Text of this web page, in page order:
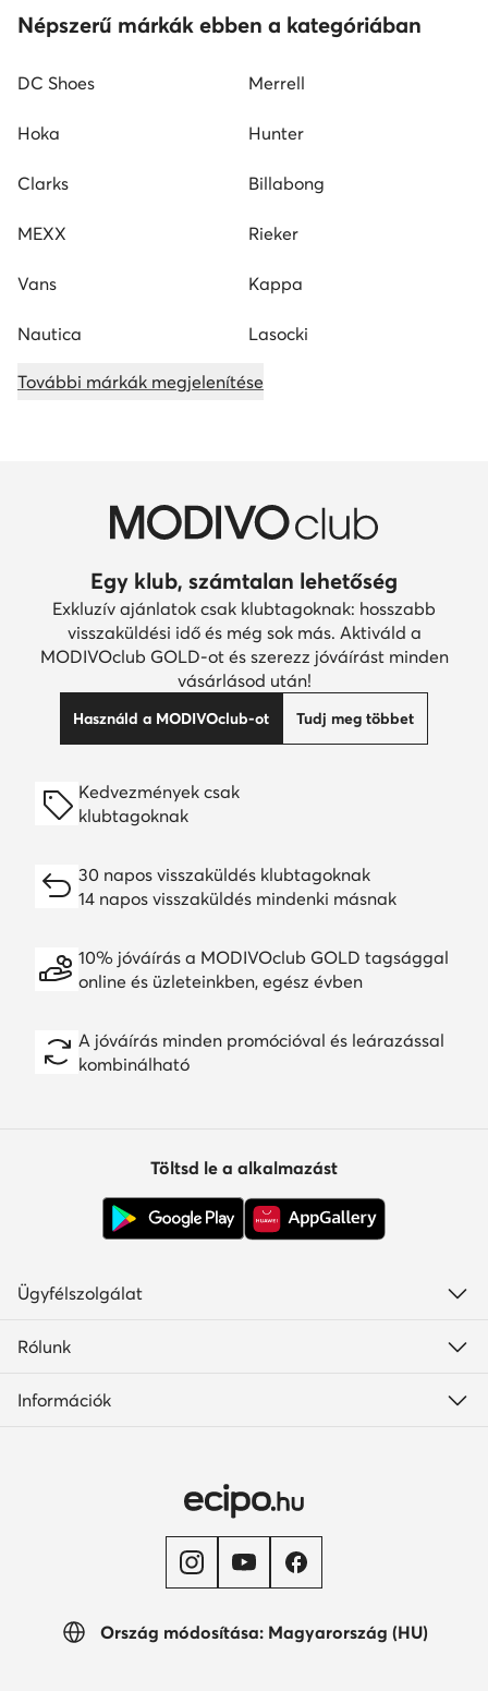
Népszerű márkák ebben a kategóriában
DC Shoes Merrell
Hoka Hunter
Clarks Billabong
MEXX Rieker
Vans Kappa
Nautica Lasocki
További márkák megjelenítése
Egy klub, számtalan lehetőség
Exkluzív ajánlatok csak klubtagoknak: hosszabb
visszaküldési idő és még sok más. Aktiváld a
MODIVOclub GOLD-ot és szerezz jóváírást minden
vásárlásod után!
Használd a MODIVOclub-ot Tudj meg többet
Kedvezmények csak
klubtagoknak
30 napos visszaküldés klubtagoknak
14 napos visszaküldés mindenki másnak
10% jóváírás a MODIVOclub GOLD tagsággal
online és üzleteinkben, egész évben
A jóváírás minden promócióval és leárazással
kombinálható
Ország módosítása: Magyarország (HU)
Töltsd le a alkalmazást
Ügyfélszolgálat
Rólunk
Információk